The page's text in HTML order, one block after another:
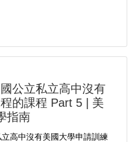
公立私立高中沒有
的課程 Part 5 | 美
指南
高中沒有美國大學申請訓練